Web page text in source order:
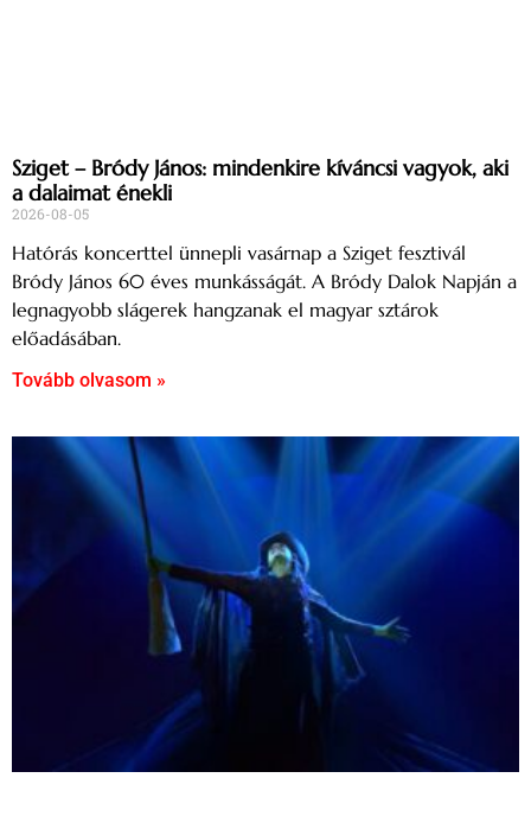
Sziget – Bródy János: mindenkire kíváncsi vagyok, aki
a dalaimat énekli
2026-08-05
Hatórás koncerttel ünnepli vasárnap a Sziget fesztivál
Bródy János 60 éves munkásságát. A Bródy Dalok Napján a
legnagyobb slágerek hangzanak el magyar sztárok
előadásában.
Tovább olvasom »